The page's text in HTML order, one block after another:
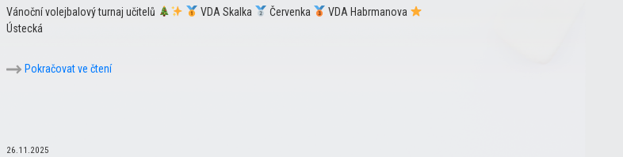
Vánoční volejbalový turnaj učitelů VDA Skalka Červenka
VDA Habrmanova
Ústecká
Pokračovat ve čtení
26.11.2025